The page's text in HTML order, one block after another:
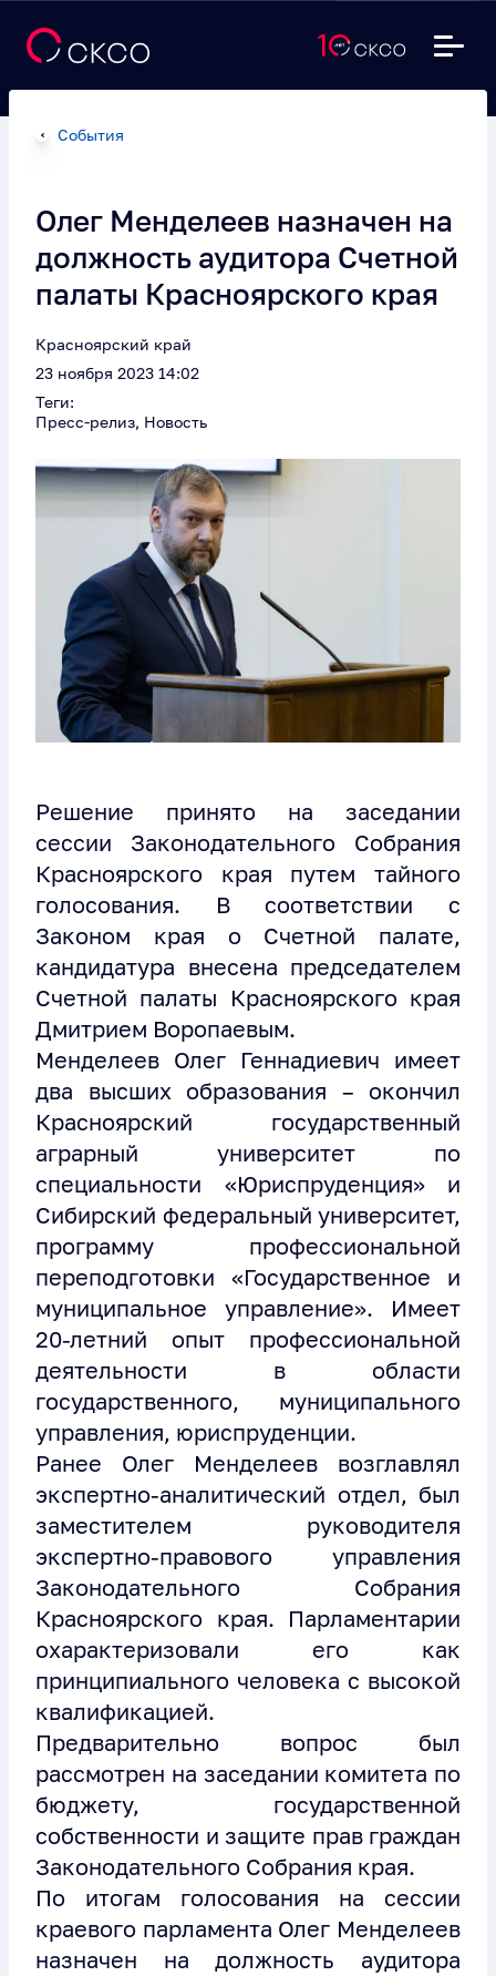
События
Олег Менделеев назначен на
должность аудитора Счетной
палаты Красноярского края
Красноярский край
23 ноября 2023 14:02
Теги:
Пресс-релиз, Новость
Решение принято на заседании
сессии Законодательного Собрания
Красноярского края путем тайного
голосования. В соответствии с
Законом края о Счетной палате,
кандидатура внесена председателем
Счетной палаты Красноярского края
Дмитрием Воропаевым.
Менделеев Олег Геннадиевич имеет
два высших образования – окончил
Красноярский государственный
аграрный университет по
специальности «Юриспруденция» и
Сибирский федеральный университет,
программу профессиональной
переподготовки «Государственное и
муниципальное управление». Имеет
20-летний опыт профессиональной
деятельности в области
государственного, муниципального
управления, юриспруденции.
Ранее Олег Менделеев возглавлял
экспертно-аналитический отдел, был
заместителем руководителя
экспертно-правового управления
Законодательного Собрания
Красноярского края. Парламентарии
охарактеризовали его как
принципиального человека с высокой
квалификацией.
Предварительно вопрос был
рассмотрен на заседании комитета по
бюджету, государственной
собственности и защите прав граждан
Законодательного Собрания края.
По итогам голосования на сессии
краевого парламента Олег Менделеев
назначен на должность аудитора